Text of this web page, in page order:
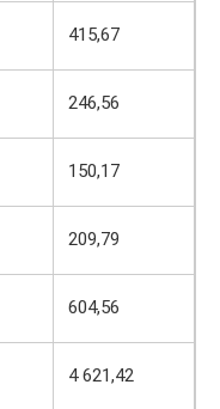
415,67
246,56
150,17
209,79
604,56
4 621,42